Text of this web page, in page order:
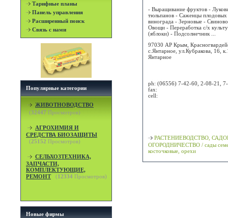
Тарифные планы
Панель управления
Расширенный поиск
Связь с нами
Популярные категории
ЖИВОТНОВОДСТВО
(32447 Просмотров)
АГРОХИМИЯ И
СРЕДСТВА БИОЗАЩИТЫ
(25152 Просмотров)
СЕЛЬХОЗТЕХНИКА,
ЗАПЧАСТИ,
КОМПЛЕКТУЮЩИЕ,
РЕМОНТ
(12334 Просмотров)
Новые фирмы
- Выращивание фруктов -
тюльпанов - Саженцы плодовых
винограда - Зерновые -
Овощи - Переработка с/х
(яблоки) - Подсолнечник ...
97030 АР Крым,
с.Янтарное, ул.Кубракова, 16,
Янтарное
ph: (06556) 7-42-60, 2-08-21,
fax:
cell:
РАСТЕНИЕВОДСТВО,
ОГОРОДНИЧЕСТВО / сады
косточковые, орехи